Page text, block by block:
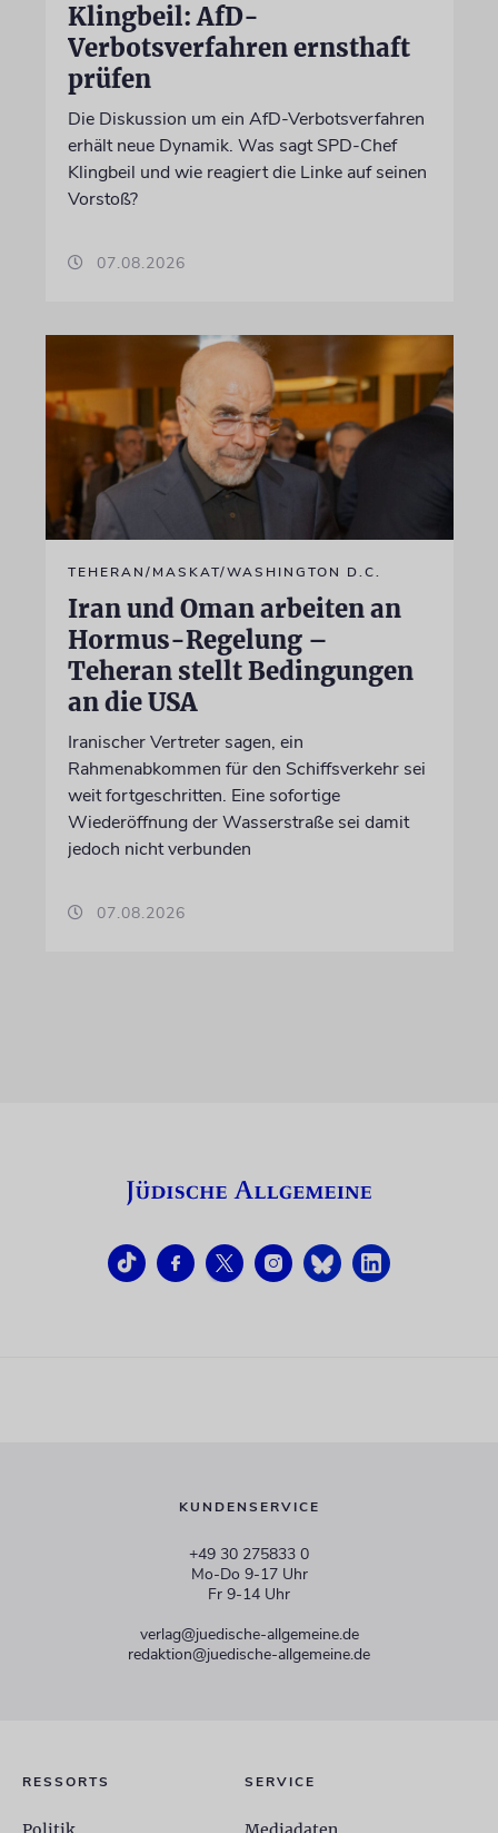
Klingbeil: AfD-
Verbotsverfahren ernsthaft
prüfen
Die Diskussion um ein AfD-Verbotsverfahren
erhält neue Dynamik. Was sagt SPD-Chef
Klingbeil und wie reagiert die Linke auf seinen
Vorstoß?
07.08.2026
TEHERAN/MASKAT/WASHINGTON D.C.
Iran und Oman arbeiten an
Hormus-Regelung –
Teheran stellt Bedingungen
an die USA
Iranischer Vertreter sagen, ein
Rahmenabkommen für den Schiffsverkehr sei
weit fortgeschritten. Eine sofortige
Wiederöffnung der Wasserstraße sei damit
jedoch nicht verbunden
07.08.2026
KUNDENSERVICE
+49 30 275833 0
Mo-Do 9-17 Uhr
Fr 9-14 Uhr
verlag@juedische-allgemeine.de
redaktion@juedische-allgemeine.de
RESSORTS SERVICE